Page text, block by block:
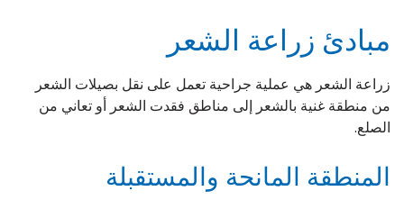
مبادئ زراعة الشعر
زراعة الشعر هي عملية جراحية تعمل على نقل بصيلات الشعر
من منطقة غنية بالشعر إلى مناطق فقدت الشعر أو تعاني من
الصلع.
المنطقة المانحة والمستقبلة